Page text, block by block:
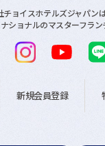
ョイスホテルズジャパンは
ショナルのマスターフラン
新規会員登録